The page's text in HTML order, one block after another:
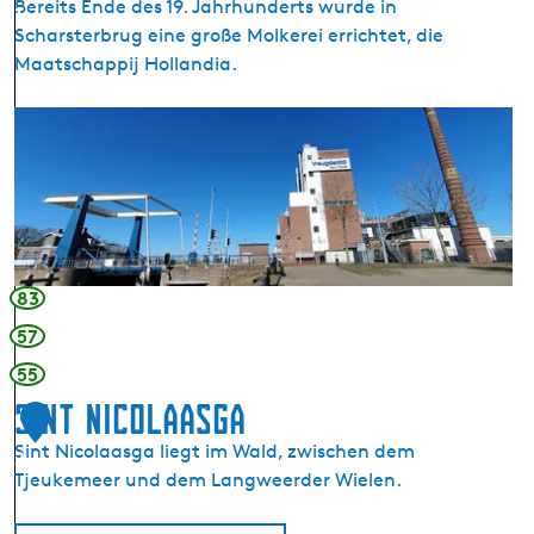
m
a
t
i
u
r
e
1
Bereits Ende des 19. Jahrhunderts wurde in
Scharsterbrug eine große Molkerei errichtet, die
Maatschappij Hollandia.
h
f
a
b
r
i
k
S
c
h
a
83
57
55
1
2
Sint Nicolaasga
Sint Nicolaasga liegt im Wald, zwischen dem
Tjeukemeer und dem Langweerder Wielen.